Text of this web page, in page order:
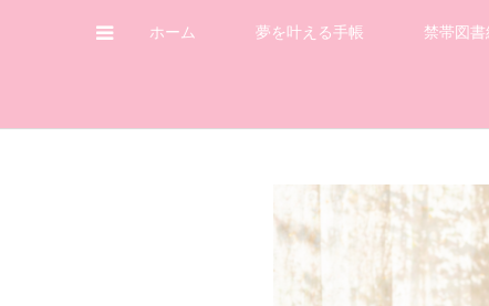
ホーム 夢を叶える手帳 禁帯図書